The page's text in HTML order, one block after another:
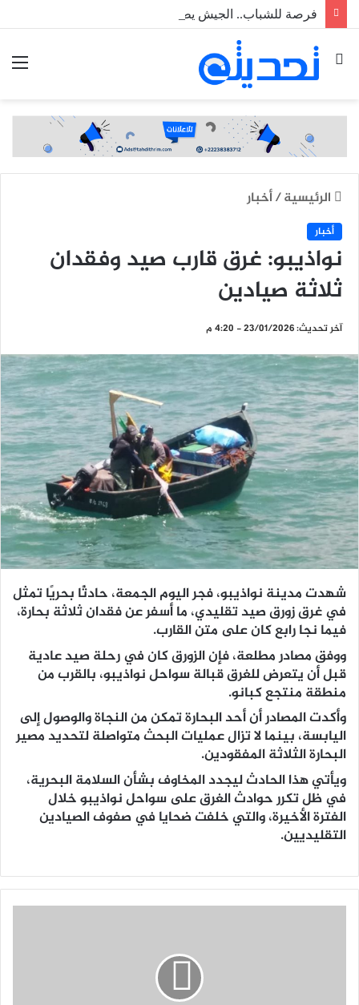
بحث
عن
الرئيسية/أخبار
أخبار
نواذيبو: غرق قارب صيد وفقدان
ثلاثة صيادين
آخر تحديث: 23/01/2026 - 4:20 م
شهدت مدينة نواذيبو، فجر اليوم الجمعة، حادثًا بحريًا تمثل
في غرق زورق صيد تقليدي، ما أسفر عن فقدان ثلاثة بحارة،
فيما نجا رابع كان على متن القارب.
ووفق مصادر مطلعة، فإن الزورق كان في رحلة صيد عادية
قبل أن يتعرض للغرق قبالة سواحل نواذيبو، بالقرب من
منطقة منتجع كبانو.
وأكدت المصادر أن أحد البحارة تمكن من النجاة والوصول إلى
اليابسة، بينما لا تزال عمليات البحث متواصلة لتحديد مصير
البحارة الثلاثة المفقودين.
ويأتي هذا الحادث ليجدد المخاوف بشأن السلامة البحرية،
في ظل تكرر حوادث الغرق على سواحل نواذيبو خلال
الفترة الأخيرة، والتي خلفت ضحايا في صفوف الصيادين
التقليديين.